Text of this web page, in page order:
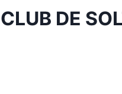
CLUB DE